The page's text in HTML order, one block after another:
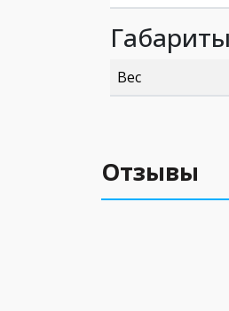
Габариты
Вес
Отзывы